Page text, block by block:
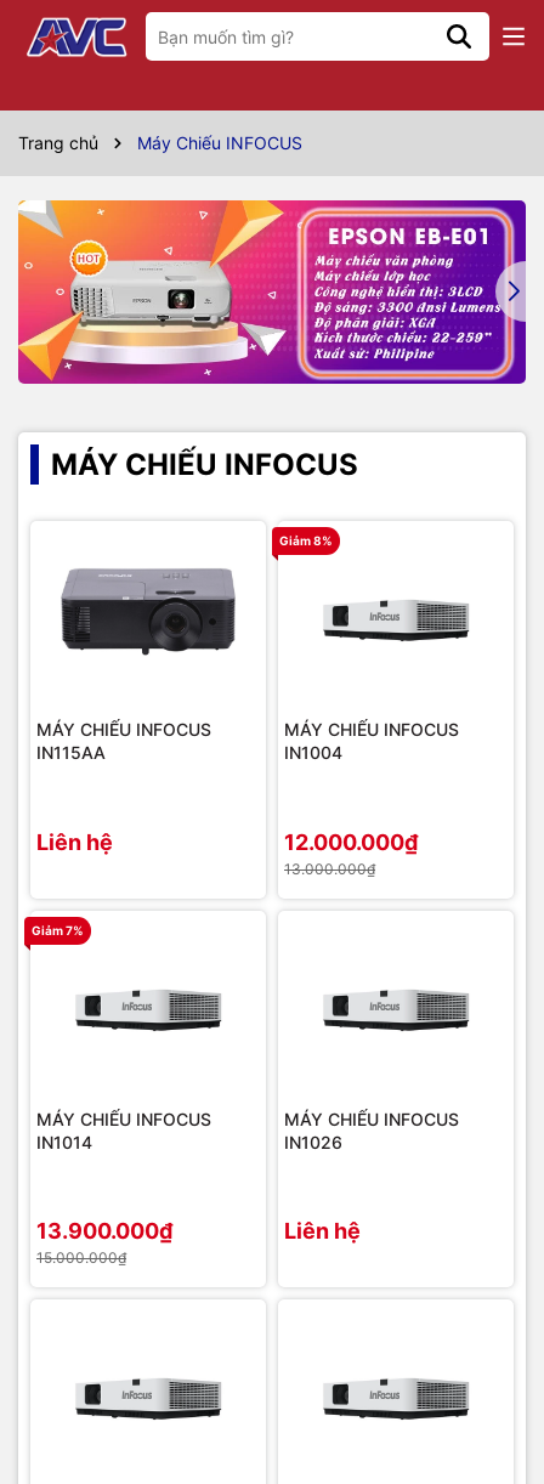
Trang chủ Máy Chiếu INFOCUS
MÁY CHIẾU INFOCUS
MÁY CHIẾU INFOCUS
IN115AA
Liên hệ
Giảm 8%
MÁY CHIẾU INFOCUS
IN1004
12.000.000₫
13.000.000₫
Giảm 7%
MÁY CHIẾU INFOCUS
IN1014
13.900.000₫
15.000.000₫
MÁY CHIẾU INFOCUS
IN1026
Liên hệ